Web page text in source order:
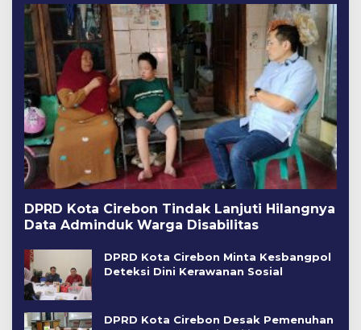
DPRD Kota Cirebon Tindak Lanjuti Hilangnya
Data Adminduk Warga Disabilitas
DPRD Kota Cirebon Minta Kesbangpol
Deteksi Dini Kerawanan Sosial
DPRD Kota Cirebon Desak Pemenuhan